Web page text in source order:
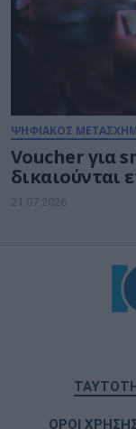
ΨΗΦΙΑΚΟΣ
Voucher για
δικαιούνται
21.07.2026
ΟΡΟΙ